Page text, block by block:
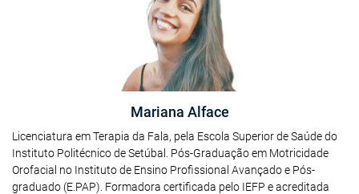
Mariana Alface
Licenciatura em Terapia da Fala, pela Escola Superior de Saúde do
Instituto Politécnico de Setúbal. Pós-Graduação em Motricidade
Orofacial no Instituto de Ensino Profissional Avançado e Pós-
graduado (E.PAP). Formadora certificada pelo IEFP e acreditada